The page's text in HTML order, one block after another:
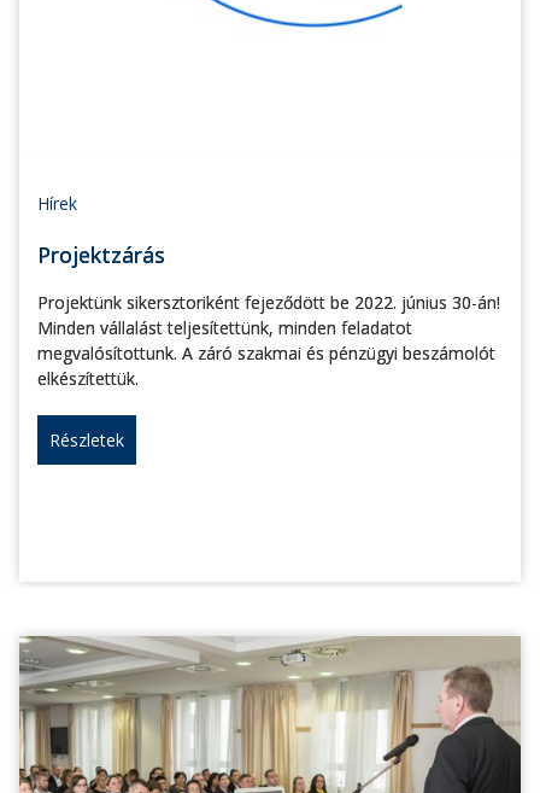
Hírek
Projektzárás
Projektünk sikersztoriként fejeződött be 2022. június 30-án!
Minden vállalást teljesítettünk, minden feladatot
megvalósítottunk. A záró szakmai és pénzügyi beszámolót
elkészítettük.
Részletek